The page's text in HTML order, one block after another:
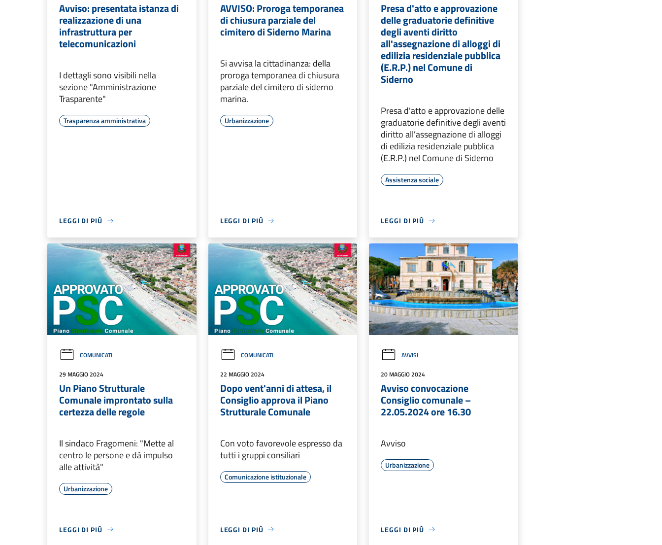
Avviso: presentata istanza di
realizzazione di una
infrastruttura per
telecomunicazioni
I dettagli sono visibili nella
sezione "Amministrazione
Trasparente"
Trasparenza amministrativa
LEGGI DI PIÙ
AVVISO: Proroga temporanea
di chiusura parziale del
cimitero di Siderno Marina
Si avvisa la cittadinanza: della
proroga temporanea di chiusura
parziale del cimitero di siderno
marina.
Urbanizzazione
LEGGI DI PIÙ
Presa d'atto e approvazione
delle graduatorie definitive
degli aventi diritto
all'assegnazione di alloggi di
edilizia residenziale pubblica
(E.R.P.) nel Comune di
Siderno
Presa d'atto e approvazione delle
graduatorie definitive degli aventi
diritto all'assegnazione di alloggi
di edilizia residenziale pubblica
(E.R.P.) nel Comune di Siderno
Assistenza sociale
LEGGI DI PIÙ
COMUNICATI
29 MAGGIO 2024
Un Piano Strutturale
Comunale improntato sulla
certezza delle regole
Il sindaco Fragomeni: "Mette al
centro le persone e dà impulso
alle attività"
Urbanizzazione
LEGGI DI PIÙ
COMUNICATI
22 MAGGIO 2024
Dopo vent'anni di attesa, il
Consiglio approva il Piano
Strutturale Comunale
Con voto favorevole espresso da
tutti i gruppi consiliari
Comunicazione istituzionale
LEGGI DI PIÙ
AVVISI
20 MAGGIO 2024
Avviso convocazione
Consiglio comunale –
22.05.2024 ore 16.30
Avviso
Urbanizzazione
LEGGI DI PIÙ